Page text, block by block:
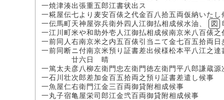
一焼津湊出張重五郎江書状出ス
一糀屋伝七より麦安百俵之代金百八拾五両仮納いたし
一伝馬町天神屋弥兵衛外四人江御払相成候水油、
図
一江川町米や和助外壱人江御払相成候南京米八百俵
一前同人右南京米之内五百俵引当ニて金七百五拾両
一前同断ニ付南京米預り証書差出候様松本平八江之
廿六日 晴
一篤太夫彦八柳左衛門忠左衛門徳左衛門平八郎謙蔵
一石川壮次郎差加金百五拾両之預り証書差遣し候事
一魚屋仁右衛門江金三百両御貸附相成候事
一丸子宿亀屋栄司郎江金弐百両御貸附相成候事